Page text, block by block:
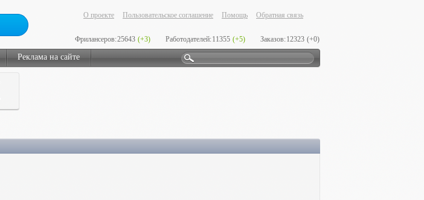
О проекте Пользовательское соглашение Помощь Обратная связь
Фрилансеров:25643 (+3) Работодателей:11355 (+5) Заказов:12323 (+0)
Реклама на сайте